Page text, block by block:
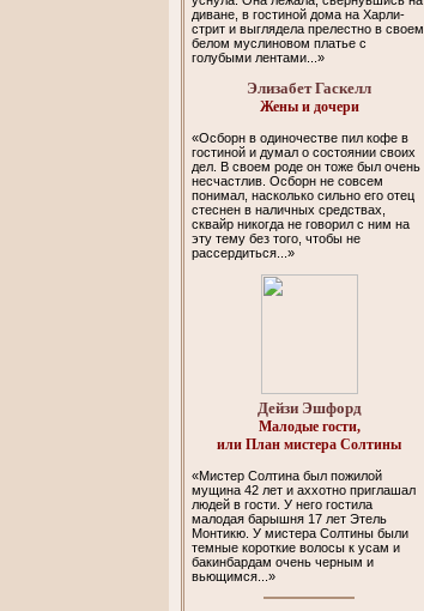
диване, в гостиной дома на Харли-
стрит и выглядела прелестно в своем
белом муслиновом платье с
голубыми лентами...»
Элизабет Гаскелл
Жены и дочери
«Осборн в одиночестве пил кофе в
гостиной и думал о состоянии своих
дел. В своем роде он тоже был очень
несчастлив. Осборн не совсем
понимал, насколько сильно его отец
стеснен в наличных средствах,
сквайр никогда не говорил с ним на
эту тему без того, чтобы не
рассердиться...»
Дейзи Эшфорд
Малодые гости,
или План мистера Солтины
«Мистер Солтина был пожилой
мущина 42 лет и аххотно приглашал
людей в гости. У него гостила
малодая барышня 17 лет Этель
Монтикю. У мистера Солтины были
темные короткие волосы к усам и
бакинбардам очень черным и
вьющимся...»